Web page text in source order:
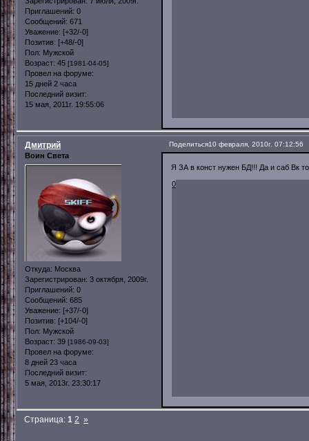
Приглашений: 0
Сообщений: 671
Уважение: [+32/-0]
Позитив: [+48/-0]
Пол: Мужской
Возраст: 45 [1981-04-05]
Провел на форуме:
15 дней 2 часа
Последний визит:
15 мая, 2011г. 19:55:06
Поделиться10 февраля, 2010г. 07:12:56
Дмитрий
Воин Света
Откуда: Москва
Зарегистрирован: 3 октября, 2009г.
Приглашений: 0
Сообщений: 685
Уважение: [+37/-0]
Позитив: [+104/-0]
Пол: Мужской
Возраст: 39 [1986-09-03]
Провел на форуме:
8 дней 23 часа
Последний визит:
5 мая, 2013г. 23:30:17
Я ЗА в конст нужен БД!!! Да и саб Вк
0
Страница:1 2 »